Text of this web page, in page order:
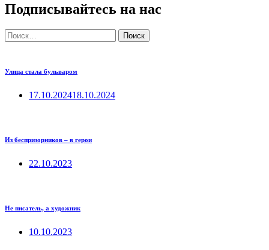
Подписывайтесь на нас
Найти:
Улица стала бульваром
17.10.202418.10.2024
Из беспризорников – в герои
22.10.2023
Не писатель, а художник
10.10.2023